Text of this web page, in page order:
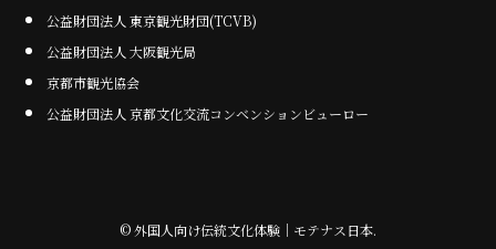
公益財団法人 東京観光財団(TCVB)
公益財団法人 大阪観光局
京都市観光協会
公益財団法人 京都文化交流コンベンションビューロー
©外国人向け伝統文化体験｜モテナス日本.